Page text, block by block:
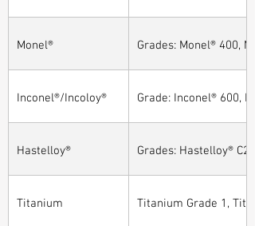
Monel® Grades: Monel® 400,
Inconel®/Incoloy® Grade: Inconel® 600,
Hastelloy® Grades: Hastelloy®
Titanium Titanium Grade 1,